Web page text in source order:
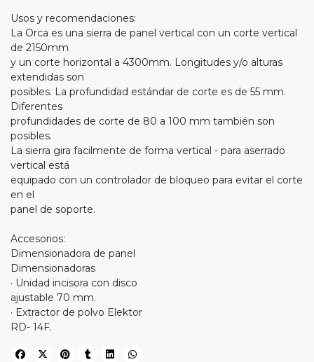
Usos y recomendaciones:
La Orca es una sierra de panel vertical con un corte vertical
de 2150mm
y un corte horizontal a 4300mm. Longitudes y/o alturas
extendidas son
posibles. La profundidad estándar de corte es de 55 mm.
Diferentes
profundidades de corte de 80 a 100 mm también son
posibles.
La sierra gira facilmente de forma vertical - para aserrado
vertical está
equipado con un controlador de bloqueo para evitar el corte
en el
panel de soporte.
Accesorios:
Dimensionadora de panel
Dimensionadoras
· Unidad incisora con disco
ajustable 70 mm.
· Extractor de polvo Elektor
RD- 14F.